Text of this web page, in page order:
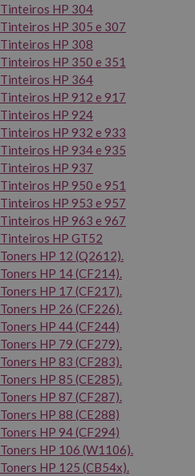
Tinteiros HP 304
Tinteiros HP 305 e 307
Tinteiros HP 308
Tinteiros HP 350 e 351
Tinteiros HP 364
Tinteiros HP 912 e 917
Tinteiros HP 924
Tinteiros HP 932 e 933
Tinteiros HP 934 e 935
Tinteiros HP 937
Tinteiros HP 950 e 951
Tinteiros HP 953 e 957
Tinteiros HP 963 e 967
Tinteiros HP GT52
Toners HP 12 (Q2612).
Toners HP 14 (CF214).
Toners HP 17 (CF217).
Toners HP 26 (CF226).
Toners HP 44 (CF244)
Toners HP 79 (CF279).
Toners HP 83 (CF283).
Toners HP 85 (CE285).
Toners HP 87 (CF287).
Toners HP 88 (CE288)
Toners HP 94 (CF294)
Toners HP 106 (W1106).
Toners HP 125 (CB54x).